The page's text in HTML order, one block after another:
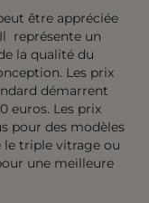
être appréciée
représente un
la qualité du
Les prix
démarrent
euros. Les prix
pour des modèles
le triple vitrage ou
une meilleure